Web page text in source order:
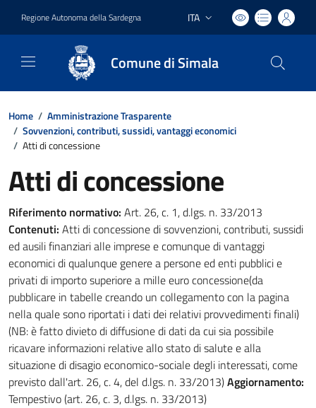
Regione Autonoma della Sardegna Lingua attiva:
ITA
Comune di Simala
Home / Amministrazione Trasparente
/ Sovvenzioni, contributi, sussidi, vantaggi economici
/ Atti di concessione
Atti di concessione
Riferimento normativo: Art. 26, c. 1, d.lgs. n. 33/2013
Contenuti: Atti di concessione di sovvenzioni, contributi, sussidi
ed ausili finanziari alle imprese e comunque di vantaggi
economici di qualunque genere a persone ed enti pubblici e
privati di importo superiore a mille euro concessione(da
pubblicare in tabelle creando un collegamento con la pagina
nella quale sono riportati i dati dei relativi provvedimenti finali)
(NB: è fatto divieto di diffusione di dati da cui sia possibile
ricavare informazioni relative allo stato di salute e alla
situazione di disagio economico-sociale degli interessati, come
previsto dall'art. 26, c. 4, del d.lgs. n. 33/2013)Aggiornamento:
Tempestivo (art. 26, c. 3, d.lgs. n. 33/2013)